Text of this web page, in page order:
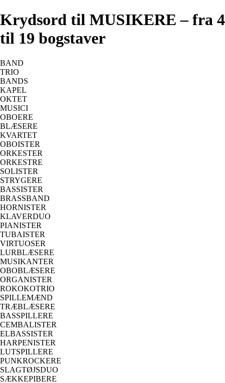
Krydsord til MUSIKERE – fra 4
til 19 bogstaver
BAND
TRIO
BANDS
KAPEL
OKTET
MUSICI
OBOERE
BLÆSERE
KVARTET
OBOISTER
ORKESTER
ORKESTRE
SOLISTER
STRYGERE
BASSISTER
BRASSBAND
HORNISTER
KLAVERDUO
PIANISTER
TUBAISTER
VIRTUOSER
LURBLÆSERE
MUSIKANTER
OBOBLÆSERE
ORGANISTER
ROKOKOTRIO
SPILLEMÆND
TRÆBLÆSERE
BASSPILLERE
CEMBALISTER
ELBASSISTER
HARPENISTER
LUTSPILLERE
PUNKROCKERE
SLAGTØJSDUO
SÆKKEPIBERE